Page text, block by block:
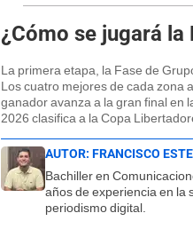
¿Cómo se jugará
La primera etapa, la Fase de
Los cuatro mejores de cada zona
ganador avanza a la gran final en
2026 clasifica a la Copa
AUTOR: FRANCISCO
Bachiller en
años de experiencia en la
periodismo digital.